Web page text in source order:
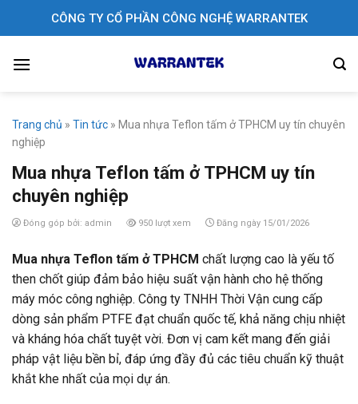
CÔNG TY CỔ PHẦN CÔNG NGHỆ WARRANTEK
Trang chủ » Tin tức » Mua nhựa Teflon tấm ở TPHCM uy tín chuyên
nghiệp
Mua nhựa Teflon tấm ở TPHCM uy tín
chuyên nghiệp
Đóng góp bởi: admin 950 lượt xem Đăng ngày 15/01/2026
Mua nhựa Teflon tấm ở TPHCM chất lượng cao là yếu tố
then chốt giúp đảm bảo hiệu suất vận hành cho hệ thống
máy móc công nghiệp. Công ty TNHH Thời Vận cung cấp
dòng sản phẩm PTFE đạt chuẩn quốc tế, khả năng chịu nhiệt
và kháng hóa chất tuyệt vời. Đơn vị cam kết mang đến giải
pháp vật liệu bền bỉ, đáp ứng đầy đủ các tiêu chuẩn kỹ thuật
khắt khe nhất của mọi dự án.